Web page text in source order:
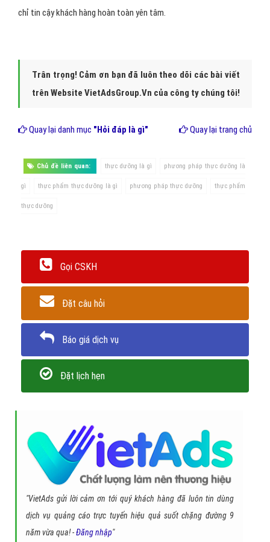
Hiện nay tại Hà Nội đã có rất nhiều các cơ sở bán
một cách có hiệu quả nhất. Tuy nhiên phải là những cơ sở, cửa
phẩm đang trở thành u nhọt của xã hội. Tuy nhiên với những địa
chỉ tin cậy khách hàng hoàn toàn yên tâm.
Trân trọng! Cảm ơn bạn đã luôn theo dõi các bài viết
trên Website VietAdsGroup.Vn của công ty chúng tôi!
Quay lại danh mục "Hỏi đáp là gì"
Chủ đề liên quan: thực dưỡng là gì
Gọi CSKH
Đặt câu hỏi
Báo giá dịch vụ